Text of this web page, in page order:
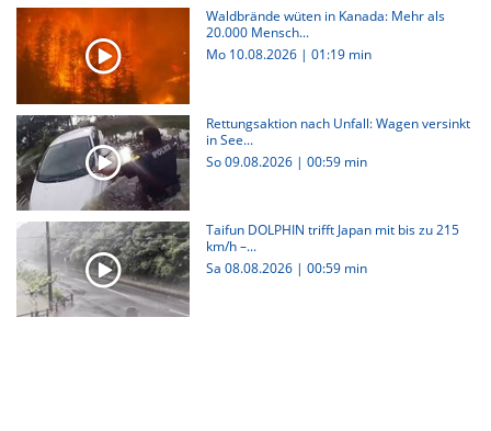
Waldbrände wüten in Kanada: Mehr als
20.000 Mensch...
Mo 10.08.2026 | 01:19 min
Rettungsaktion nach Unfall: Wagen versinkt
in See...
So 09.08.2026 | 00:59 min
Taifun DOLPHIN trifft Japan mit bis zu 215
km/h –...
Sa 08.08.2026 | 00:59 min